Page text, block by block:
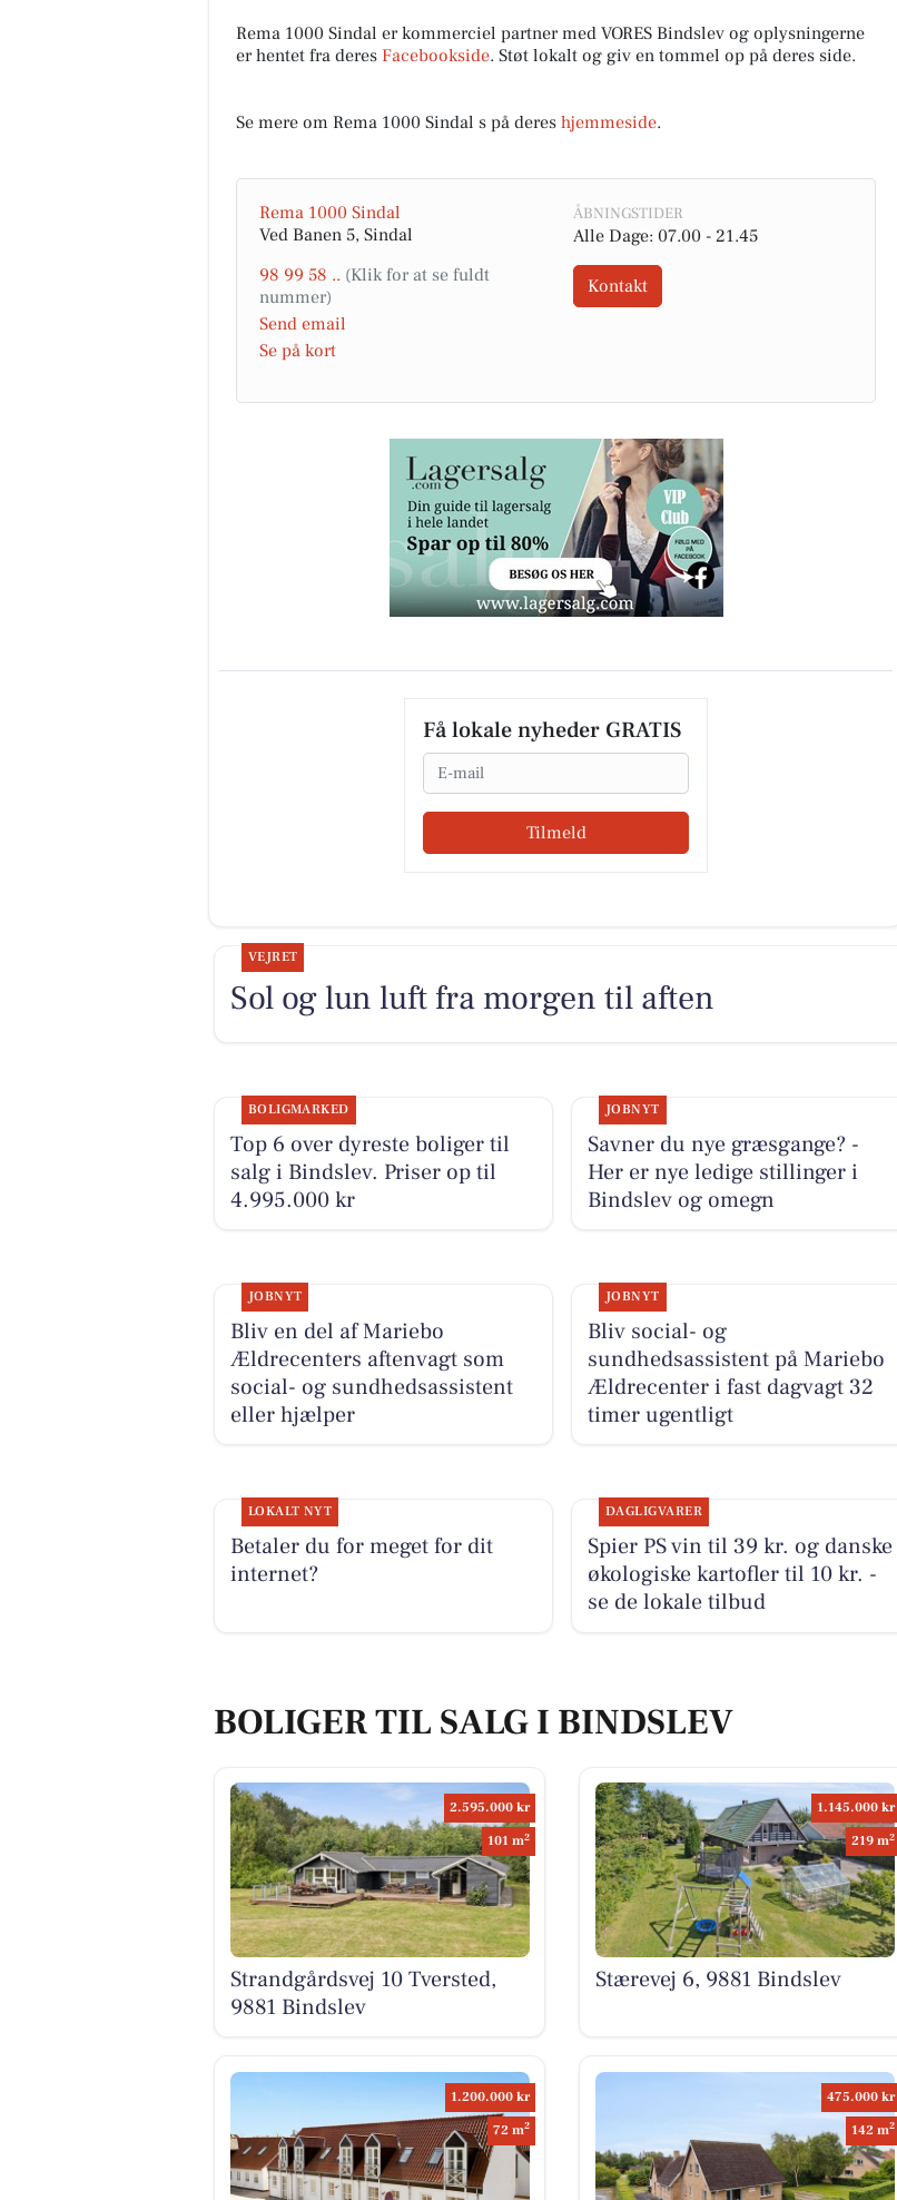
Rema 1000 Sindal er kommerciel partner med VORES Bindslev og oplysningerne
er hentet fra deres Facebookside. Støt lokalt og giv en tommel op på deres side.
Se mere om Rema 1000 Sindal s på deres hjemmeside.
Rema 1000 Sindal
Ved Banen 5, Sindal
98 99 58 ..
Send email
Se på kort
ÅBNINGSTIDER
Alle Dage: 07.00 - 21.45
Kontakt
Få lokale nyheder GRATIS
Email
Tilmeld
VEJRET
Sol og lun luft fra morgen til aften
BOLIGMARKED
Top 6 over dyreste boliger til
salg i Bindslev. Priser op til
4.995.000 kr
JOBNYT
Savner du nye græsgange? -
Her er nye ledige stillinger i
Bindslev og omegn
JOBNYT
Bliv en del af Mariebo
Ældrecenters aftenvagt som
social- og sundhedsassistent
eller hjælper
JOBNYT
Bliv social- og
sundhedsassistent på Mariebo
Ældrecenter i fast dagvagt 32
timer ugentligt
LOKALT NYT
Betaler du for meget for dit
internet?
DAGLIGVARER
Spier PS vin til 39 kr. og danske
økologiske kartofler til 10 kr. -
se de lokale tilbud
BOLIGER TIL SALG I BINDSLEV
2.595.000 kr
101 m2
Strandgårdsvej 10 Tversted,
9881 Bindslev
1.145.000 kr
219 m2
Stærevej 6, 9881 Bindslev
1.200.000 kr
72 m2
475.000 kr
142 m2